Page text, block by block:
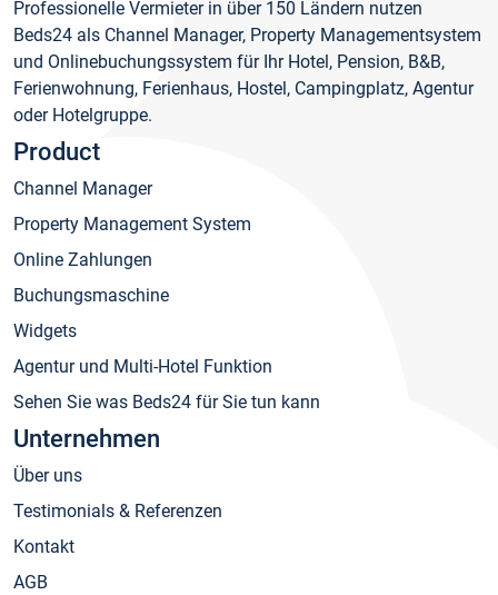
Professionelle Vermieter in über 150 Ländern nutzen
Beds24 als Channel Manager, Property Managementsystem
und Onlinebuchungssystem für Ihr Hotel, Pension, B&B,
Ferienwohnung, Ferienhaus, Hostel, Campingplatz, Agentur
oder Hotelgruppe.
Product
Channel Manager
Property Management System
Online Zahlungen
Buchungsmaschine
Widgets
Agentur und Multi-Hotel Funktion
Sehen Sie was Beds24 für Sie tun kann
Unternehmen
Über uns
Testimonials & Referenzen
Kontakt
AGB